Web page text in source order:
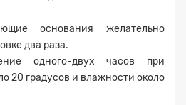
основания желательно
два раза.
одного-двух часов при
20 градусов и влажности около